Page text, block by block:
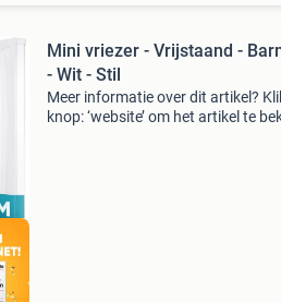
Mini vriezer - Vrijstaand -
- Wit - Stil
Meer informatie over dit artikel?
knop: ‘website’ om het artikel te